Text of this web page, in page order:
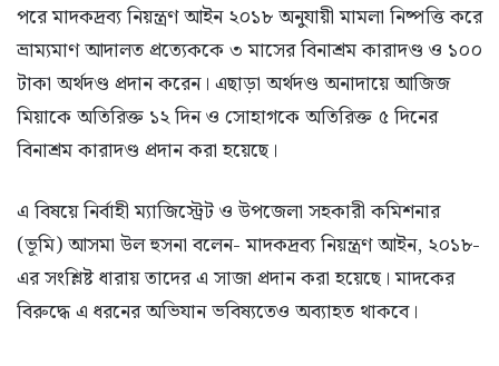
পরে মাদকদ্রব্য নিয়ন্ত্রণ আইন ২০১৮ অনুযায়ী মামলা নিষ্পত্তি করে
ভ্রাম্যমাণ আদালত প্রত্যেককে ৩ মাসের বিনাশ্রম কারাদণ্ড ও ১০০
টাকা অর্থদণ্ড প্রদান করেন। এছাড়া অর্থদণ্ড অনাদায়ে আজিজ
মিয়াকে অতিরিক্ত ১২ দিন ও সোহাগকে অতিরিক্ত ৫ দিনের
বিনাশ্রম কারাদণ্ড প্রদান করা হয়েছে।
এ বিষয়ে নির্বাহী ম্যাজিস্ট্রেট ও উপজেলা সহকারী কমিশনার
(ভূমি) আসমা উল হুসনা বলেন- মাদকদ্রব্য নিয়ন্ত্রণ আইন, ২০১৮-
এর সংশ্লিষ্ট ধারায় তাদের এ সাজা প্রদান করা হয়েছে। মাদকের
বিরুদ্ধে এ ধরনের অভিযান ভবিষ্যতেও অব্যাহত থাকবে।